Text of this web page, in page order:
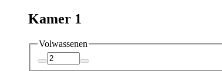
Kamer 1
Volwassenen